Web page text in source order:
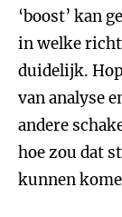
‘boost’ kan
in welke
duidelijk.
van analyse
andere
hoe zou dat
kunnen